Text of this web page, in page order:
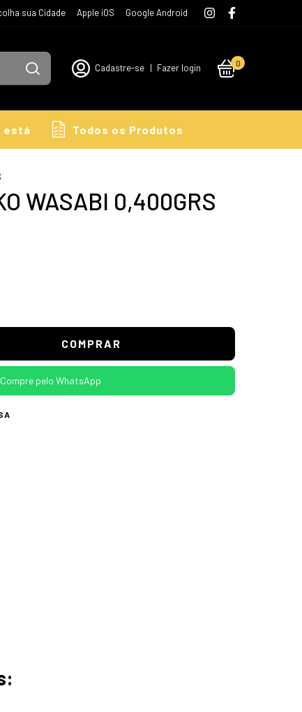
sua Cidade Apple iOS Google Android
Cadastre-se | Fazer login 0
está Todos os Produtos
WASABI 0,400GRS
Compre pelo WhatsApp